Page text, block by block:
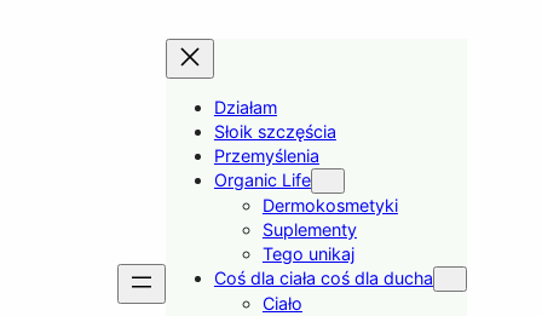
Działam
Słoik szczęścia
Przemyślenia
Organic Life
Dermokosmetyki
Suplementy
Tego unikaj
Coś dla ciała coś dla ducha
Ciało